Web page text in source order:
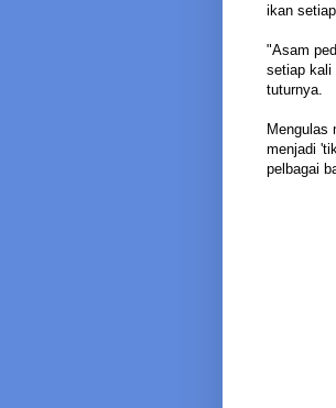
ikan
"Asam
setiap kali
tuturnya.
Mengulas
menjadi
pelbagai